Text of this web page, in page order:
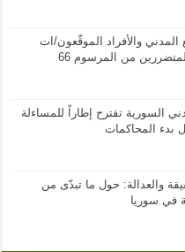
والأفراد الموقّعون/ات
من المرسوم 66
السورية تقترح إطاراً للمساءلة
بدء المحاكمات
والعدالة: حول ما تبدّى من
في سوريا